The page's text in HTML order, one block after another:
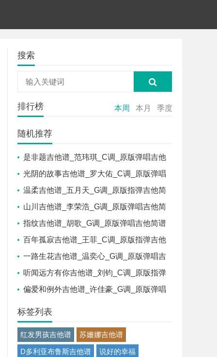
搜索
排行榜 本周 本月 季度
随机推荐
是非题吉他谱_范玮琪_C调_原版弹唱吉他
简谱
光阴的故事吉他谱_罗大佑_C调_原版弹唱
吉他简谱
温柔吉他谱_五月天_G调_原版指弹吉他简
谱山川吉他谱_李荣浩_G调_原版弹唱吉他简
谱指纹吉他谱_胡歌_G调_原版弹唱吉他简谱
百年孤寂吉他谱_王菲_C调_原版指弹吉他
简谱
一路生花吉他谱_温奕心_G调_原版弹唱吉
他简谱
听闻远方有你吉他谱_刘钧_C调_原版指弹
吉他简谱
偏爱和例外吉他谱_许佳豪_G调_原版弹唱
吉他简谱
标签列表
红发男孩吉他谱 苏姗娜吉他谱
D多利亚布鲁斯吉他谱 说好的幸福